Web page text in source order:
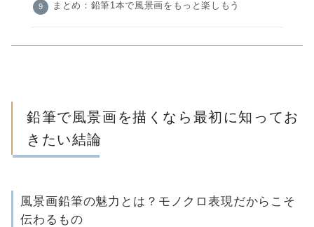
まとめ：鉛筆1本で風景画をもっと楽しもう
鉛筆で風景画を描くなら最初に知ってお
きたい結論
風景画鉛筆の魅力とは？モノクロ表現だからこそ
伝わるもの